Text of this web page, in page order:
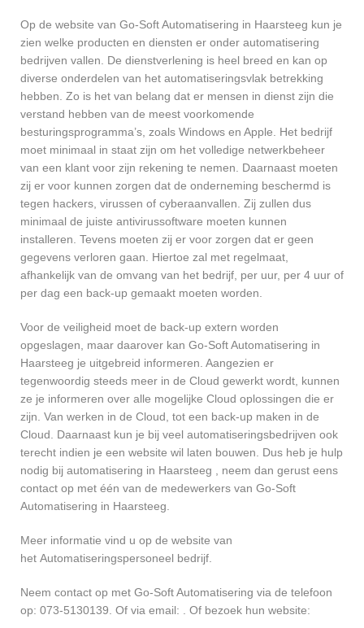
Op de website van Go-Soft Automatisering in Haarsteeg kun je
zien welke producten en diensten er onder automatisering
bedrijven vallen. De dienstverlening is heel breed en kan op
diverse onderdelen van het automatiseringsvlak betrekking
hebben. Zo is het van belang dat er mensen in dienst zijn die
verstand hebben van de meest voorkomende
besturingsprogramma’s, zoals Windows en Apple. Het bedrijf
moet minimaal in staat zijn om het volledige netwerkbeheer
van een klant voor zijn rekening te nemen. Daarnaast moeten
zij er voor kunnen zorgen dat de onderneming beschermd is
tegen hackers, virussen of cyberaanvallen. Zij zullen dus
minimaal de juiste antivirussoftware moeten kunnen
installeren. Tevens moeten zij er voor zorgen dat er geen
gegevens verloren gaan. Hiertoe zal met regelmaat,
afhankelijk van de omvang van het bedrijf, per uur, per 4 uur of
per dag een back-up gemaakt moeten worden.
Voor de veiligheid moet de back-up extern worden
opgeslagen, maar daarover kan Go-Soft Automatisering in
Haarsteeg je uitgebreid informeren. Aangezien er
tegenwoordig steeds meer in de Cloud gewerkt wordt, kunnen
ze je informeren over alle mogelijke Cloud oplossingen die er
zijn. Van werken in de Cloud, tot een back-up maken in de
Cloud. Daarnaast kun je bij veel automatiseringsbedrijven ook
terecht indien je een website wil laten bouwen. Dus heb je hulp
nodig bij automatisering in Haarsteeg , neem dan gerust eens
contact op met één van de medewerkers van Go-Soft
Automatisering in Haarsteeg.
Meer informatie vind u op de website van
het Automatiseringspersoneel bedrijf.
Neem contact op met Go-Soft Automatisering via de telefoon
op: 073-5130139. Of via email:
. Of bezoek hun website: